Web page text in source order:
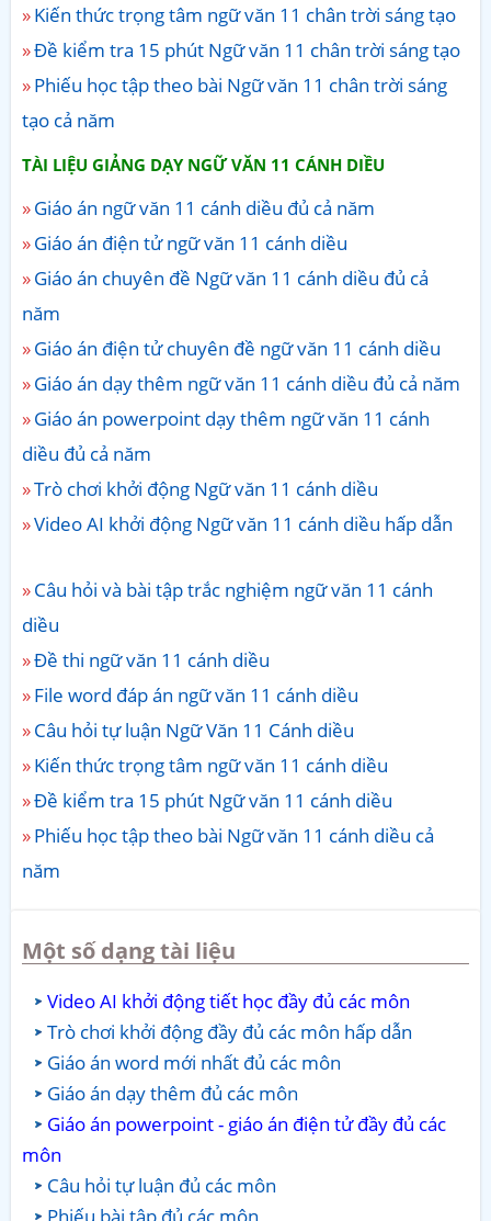
Kiến thức trọng tâm ngữ văn 11 chân trời sáng tạo
Đề kiểm tra 15 phút Ngữ văn 11 chân trời sáng tạo
Phiếu học tập theo bài Ngữ văn 11 chân trời sáng
tạo cả năm
TÀI LIỆU GIẢNG DẠY NGỮ VĂN 11 CÁNH DIỀU
Giáo án ngữ văn 11 cánh diều đủ cả năm
Giáo án điện tử ngữ văn 11 cánh diều
Giáo án chuyên đề Ngữ văn 11 cánh diều đủ cả
năm
Giáo án điện tử chuyên đề ngữ văn 11 cánh diều
Giáo án dạy thêm ngữ văn 11 cánh diều đủ cả năm
Giáo án powerpoint dạy thêm ngữ văn 11 cánh
diều đủ cả năm
Trò chơi khởi động Ngữ văn 11 cánh diều
Video AI khởi động Ngữ văn 11 cánh diều hấp dẫn
Câu hỏi và bài tập trắc nghiệm ngữ văn 11 cánh
diều
Đề thi ngữ văn 11 cánh diều
File word đáp án ngữ văn 11 cánh diều
Câu hỏi tự luận Ngữ Văn 11 Cánh diều
Kiến thức trọng tâm ngữ văn 11 cánh diều
Đề kiểm tra 15 phút Ngữ văn 11 cánh diều
Phiếu học tập theo bài Ngữ văn 11 cánh diều cả
năm
Một số dạng tài liệu
Video AI khởi động tiết học đầy đủ các môn
Trò chơi khởi động đầy đủ các môn hấp dẫn
Giáo án word mới nhất đủ các môn
Giáo án dạy thêm đủ các môn
Giáo án powerpoint - giáo án điện tử đầy đủ các
môn
Câu hỏi tự luận đủ các môn
Phiếu bài tập đủ các môn